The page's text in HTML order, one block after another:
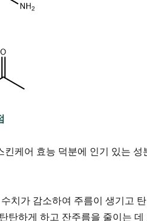
킨케어 효능 덕분에 인기 있는 성
치가 감소하여 주름이 생기고
탄하게 하고 잔주름을 줄이는 데